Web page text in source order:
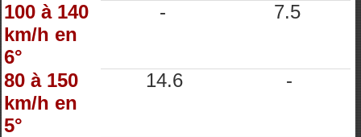
100 à 140
km/h en
6°
- 7.5
80 à 150
km/h en
5°
14.6 -